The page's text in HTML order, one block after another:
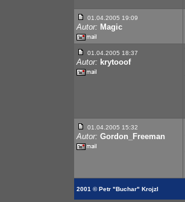
01.04.2005 19:09
Autor: Magic
01.04.2005 18:37
Autor: krytooof
01.04.2005 15:32
Autor: Gordon_Freeman
2001 © Petr "Buchar" Krojzl